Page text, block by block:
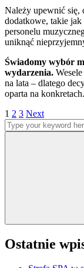
Należy upewnić
dodatkowe, takie jak
personelu
uniknąć
Świadomy wybór
wydarzenia.
na lata – dlatego
oparta na konkretach.
wpisów
Page
1 Page
2 Page
3 Next
Search
for:
Ostatnie